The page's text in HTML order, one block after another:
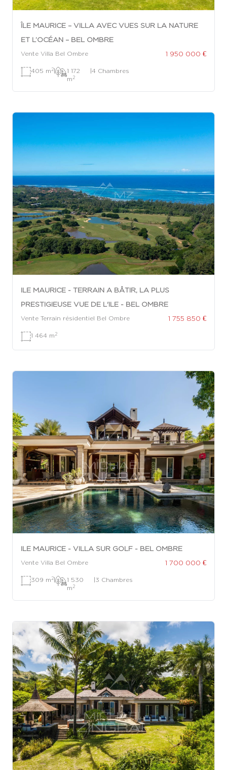
ÎLE MAURICE – VILLA AVEC VUES SUR LA NATURE
ET L’OCÉAN – BEL OMBRE
Vente Villa Bel Ombre 1 950 000 €
405 m 2|
1 172
m 2
|4 Chambres
ILE MAURICE - TERRAIN A BÂTIR, LA PLUS
PRESTIGIEUSE VUE DE L'ILE - BEL OMBRE
Vente Terrain résidentiel Bel Ombre 1 755 850 €
1 464 m 2
ILE MAURICE - VILLA SUR GOLF - BEL OMBRE
Vente Villa Bel Ombre 1 700 000 €
309 m 2|
1 530
m 2
|3 Chambres